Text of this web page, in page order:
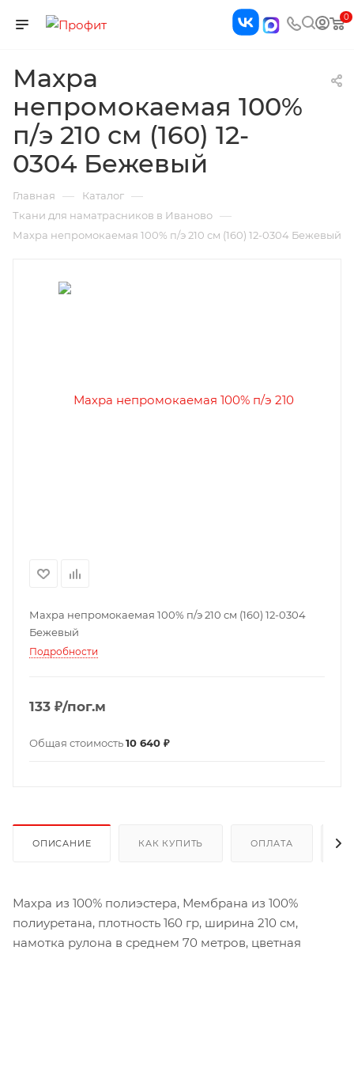
0
Махра
непромокаемая 100%
п/э 210 см (160) 12-
0304 Бежевый
Главная — Каталог —
Ткани для наматрасников в Иваново —
Махра непромокаемая 100% п/э 210 см (160) 12-0304 Бежевый
Махра непромокаемая 100% п/э 210 см (160) 12-0304
Бежевый
Подробности
133 ₽/пог.м
Общая стоимость10 640 ₽
ОПИСАНИЕ КАК КУПИТЬ ОПЛАТА
Махра из 100% полиэстера, Мембрана из 100%
полиуретана, плотность 160 гр, ширина 210 см,
намотка рулона в среднем 70 метров, цветная